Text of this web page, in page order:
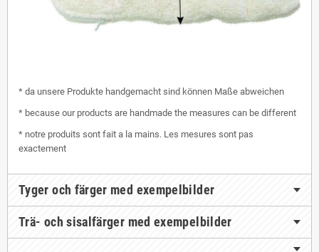
* da unsere Produkte handgemacht sind können Maße abweichen
* because our products are handmade the measures can be different
* notre produits sont fait a la mains. Les mesures sont pas
exactement
Tyger och färger med exempelbilder
Trä- och sisalfärger med exempelbilder